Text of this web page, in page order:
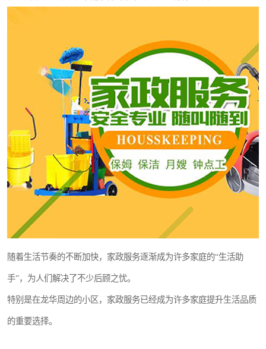
随着生活节奏的不断加快，家政服务逐渐成为许多家庭的“生活助
手”，为人们解决了不少后顾之忧。
特别是在龙华周边的小区，家政服务已经成为许多家庭提升生活品质
的重要选择。